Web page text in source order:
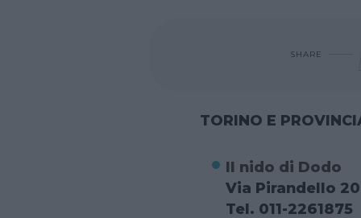
SHARE
TORINO E
Il nido di Dodo
Via Pirandello
Tel. 011-2261875